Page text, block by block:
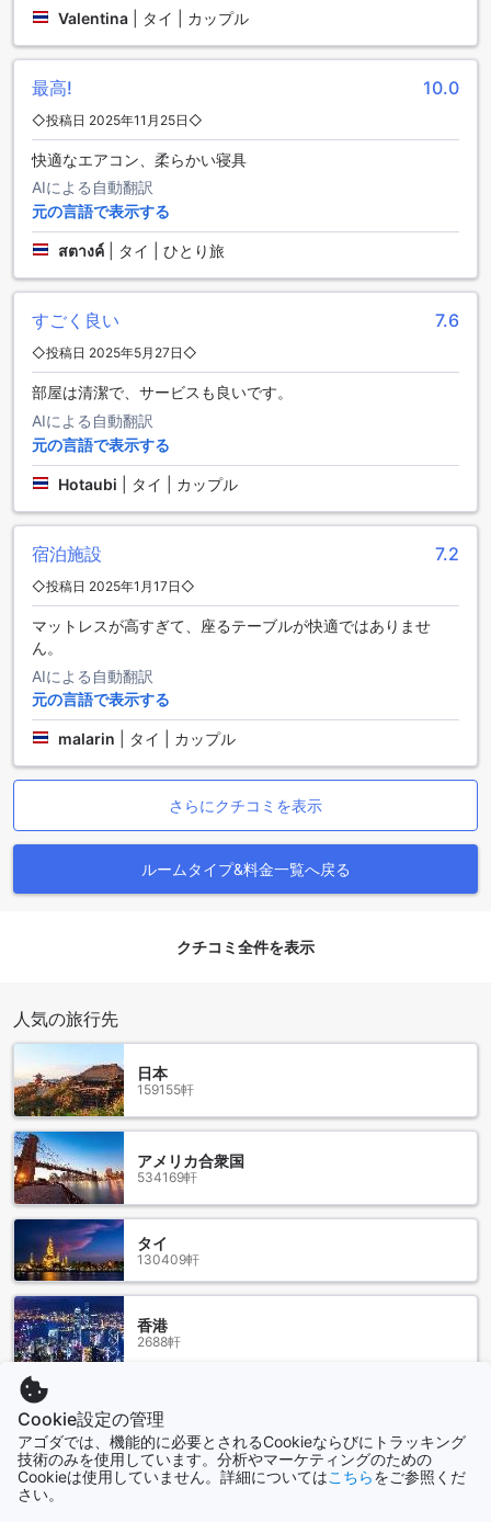
ランドリー施設も完備されており、清潔で快適な滞在をお約
便利な交通施設を提供するアイ アム チェン ライ リゾート
アイ アム チェン ライ リゾートは、快適な滞在をお約束する
ためにさまざまな交通施設を提供しています。まず、空港送
迎サービスがあり、忙しい旅行者にとって便利です。また、
観光ツアーの手配も可能で、地元の名所や観光スポットを簡
単に訪れることができます。
さらに、アイ アム チェン ライ リゾートでは、車の駐車場や
レンタカーサービスも利用できます。車での移動をお好みの
方にはうってつけの施設です。また、タクシーサービスも利
用できるため、短時間で目的地に移動することができます。
さらに、チケットサービスも提供しており、観光名所やイベ
アイ アム チェン ライ リゾートでは、敷地内に駐車場も完備
しています。セルフパーキングも可能で、駐車場の利用料金
は無料です。車を利用する方にとっては大変便利な施設で
す。アイ アム チェン ライ リゾートの交通施設は、快適な旅
行を実現するための充実したサービスを提供しています。
快適な客室設備で贅沢な滞在を
しています。まず、エアコンが完備されており、常に快適な
室温を保つことができます。また、バスローブも用意されて
おり、シャワーやバスタブを利用する際に便利です。髪の毛
を乾かすためのヘアドライヤーも備わっています。
さらに、テレビも完備されており、リラックスした時間を過
ごすことができます。ミニバーも備え付けられているため、
お部屋での飲み物や軽食を楽しむことができます。バルコニ
ーまたはテラスもあり、美しい景色を眺めながらくつろぐこ
とができます。
冷蔵庫も完備されており、飲み物や食材を新鮮な状態で保管
することができます。アイ アム チェン ライ リゾートの客室
束します。
アイ アム チェン ライ リゾートの充実したダイニング施設
施設をご用意しております。まずは、リゾート内のコーヒー
レストランでは、本格的なタイ料理や国際料理を味わうこと
ができます。シェフが厳選した新鮮な食材を使用し、お客様
のお好みに合わせた料理を提供しています。さらに、BBQ施
設も完備しており、家族や友人との楽しいバーベキューパー
ティーをお楽しみいただけます。毎日のハウスキーピングサ
ービスや食料品の配達サービスもご利用いただけます。朝食
はコンチネンタルスタイルで提供され、バラエティ豊かなメ
ニューで一日の始まりを彩ります。アイ アム チェン ライ リ
ゾートでは、お客様の食事体験を充実させるための施設をご
用意しております。
アイ アム チェン ライ リゾートのお部屋の選択肢
アイ アム チェン ライ リゾートでは、デラックスルーム、ス
ーペリアルーム、ヴィラコテージの3つのお部屋タイプをご用
意しております。デラックスルームは広々とした35平方メー
リアルームは30平方メートルのお部屋で、シングルベッドが2
台備わっています。ヴィラコテージは35平方メートルのお部
屋で、ダブルベッドが1台備わっています。アイ アム チェン
ライ リゾートでは、これらのお部屋をアゴダで予約すること
で、最高の価格と簡単で手間のかからない体験を提供してい
ます。アゴダでの予約は、お得な料金とスムーズな手続きを
Valentina タイ | カップル
最高! 10.0
◇投稿日 2025年11月25日◇
快適なエアコン、柔らかい寝具
AIによる自動翻訳
元の言語で表示する
สตางค์ タイ | ひとり旅
すごく良い 7.6
◇投稿日 2025年5月27日◇
部屋は清潔で、サービスも良いです。
AIによる自動翻訳
元の言語で表示する
Hotaubi タイ | カップル
宿泊施設 7.2
◇投稿日 2025年1月17日◇
マットレスが高すぎて、座るテーブルが快適ではありませ
ん。
AIによる自動翻訳
元の言語で表示する
malarin タイ | カップル
さらにクチコミを表示
ルームタイプ&料金一覧へ戻る
クチコミ全件を表示
人気の旅行先
日本
159155軒
アメリカ合衆国
534169軒
タイ
130409軒
香港
2688軒
シンガポール
1501軒
Cookie設定の管理
アゴダでは、機能的に必要とされるCookieならびにトラッキング
技術のみを使用しています。分析やマーケティングのための
Cookieは使用していません。詳細についてはこちらをご参照くだ
さい。